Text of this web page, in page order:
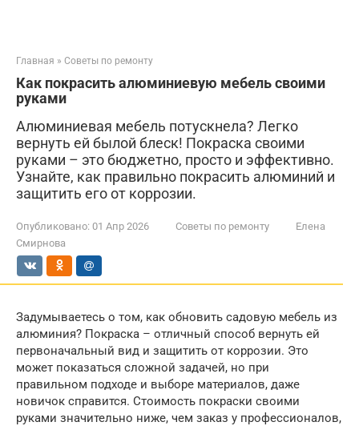
Главная » Советы по ремонту
Как покрасить алюминиевую мебель своими
руками
Алюминиевая мебель потускнела? Легко
вернуть ей былой блеск! Покраска своими
руками – это бюджетно, просто и эффективно.
Узнайте, как правильно покрасить алюминий и
защитить его от коррозии.
Опубликовано: 01 Апр 2026 Советы по ремонту
Елена
Смирнова
Задумываетесь о том, как обновить садовую мебель из
алюминия? Покраска – отличный способ вернуть ей
первоначальный вид и защитить от коррозии. Это
может показаться сложной задачей, но при
правильном подходе и выборе материалов, даже
новичок справится. Стоимость покраски своими
руками значительно ниже, чем заказ у профессионалов,